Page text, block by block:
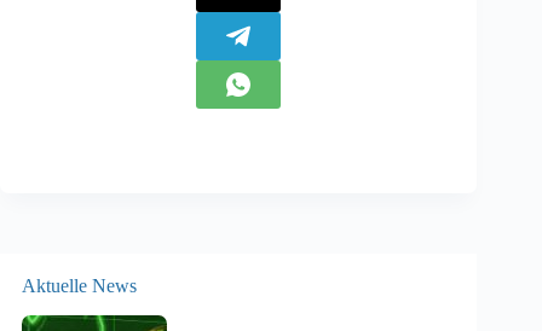
Aktuelle News